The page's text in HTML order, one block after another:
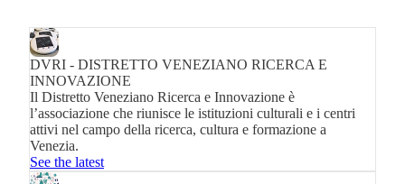
DVRI - DISTRETTO VENEZIANO RICERCA E
INNOVAZIONE
Il Distretto Veneziano Ricerca e Innovazione è
l’associazione che riunisce le istituzioni culturali e i centri
attivi nel campo della ricerca, cultura e formazione a
Venezia.
See the latest